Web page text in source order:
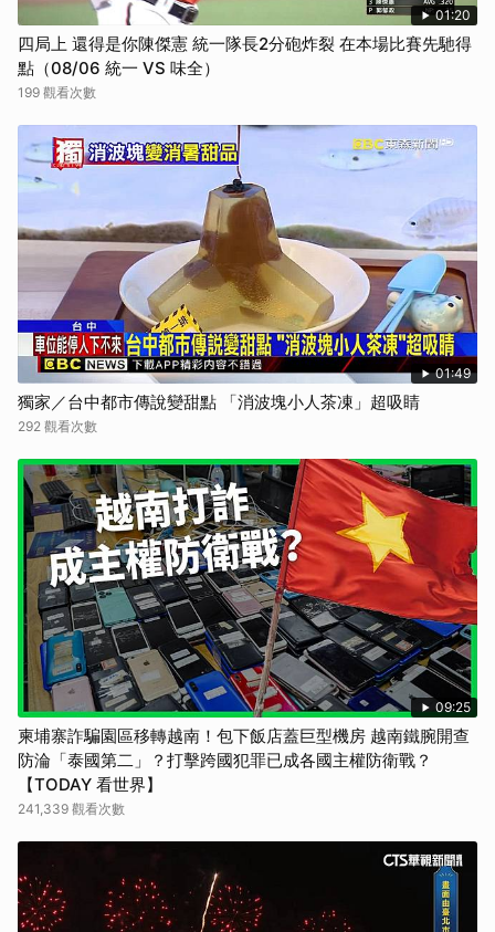
01:20
四局上 還得是你陳傑憲 統一隊長2分砲炸裂 在本場比賽先馳得
點（08/06 統一 VS 味全）
199 觀看次數
01:49
獨家／台中都市傳說變甜點 「消波塊小人茶凍」超吸睛
292 觀看次數
09:25
柬埔寨詐騙園區移轉越南！包下飯店蓋巨型機房 越南鐵腕開查
防淪「泰國第二」？打擊跨國犯罪已成各國主權防衛戰？
【TODAY 看世界】
241,339 觀看次數